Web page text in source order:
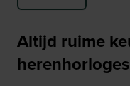
Altijd ruime
herenhorloges